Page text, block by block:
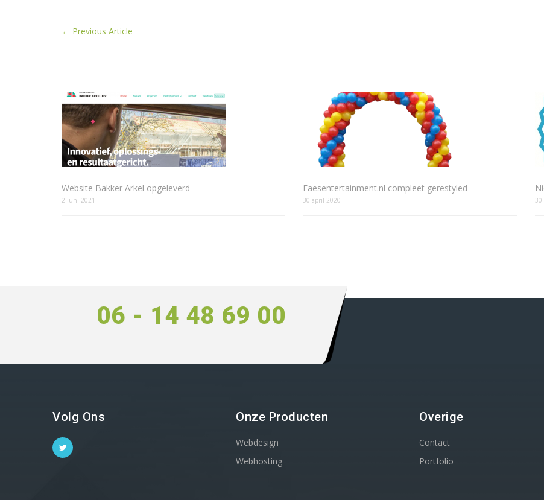
← Previous Article
Website Bakker Arkel opgeleverd
2 juni 2021
Faesentertainment.nl compleet gerestyled
30 april 2020 30
06 - 14 48 69 00
Volg Ons Onze Producten
Webdesign
Webhosting
Overige
Contact
Portfolio